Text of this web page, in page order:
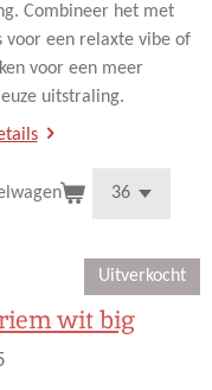
Combineer het met
voor een relaxte vibe of
voor een meer
uitstraling.
Uitverkocht
wit big